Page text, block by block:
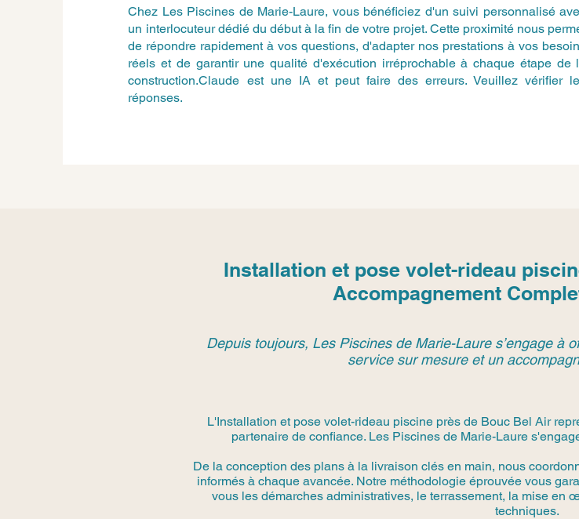
Chez Les Piscines de Marie-Laure, vous bénéficiez d'un suivi personnalisé
un interlocuteur dédié du début à la fin de votre projet. Cette proximité nous
de répondre rapidement à vos questions, d'adapter nos prestations à vos
réels et de garantir une qualité d'exécution irréprochable à chaque étape de
construction.Claude est une IA et peut faire des erreurs. Veuillez vérifier
réponses.
Installation et pose volet-rideau
Accompagnement
Depuis toujours, Les Piscines de Marie-Laure s’engage à
service sur mesure et un
L'Installation et pose volet-rideau piscine près de Bouc Bel Air
partenaire de confiance. Les Piscines de Marie-Laure
De la conception des plans à la livraison clés en main, nous
informés à chaque avancée. Notre méthodologie éprouvée vous
vous les démarches administratives, le terrassement, la mise en
techniques.